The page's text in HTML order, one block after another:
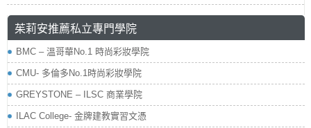
茱莉安推薦私立專門學院
BMC – 溫哥華No.1 時尚彩妝學院
CMU- 多倫多No.1時尚彩妝學院
GREYSTONE – ILSC 商業學院
ILAC College- 金牌建教實習文憑